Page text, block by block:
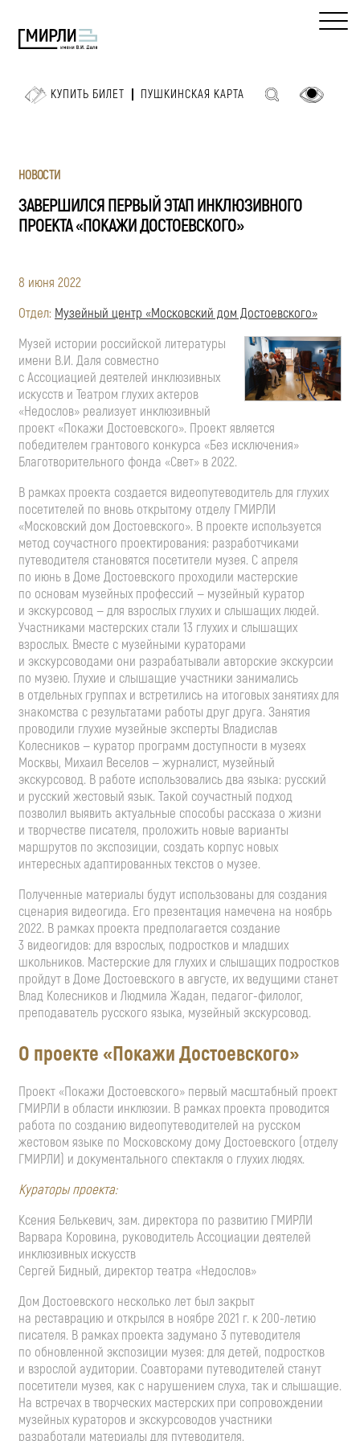
КУПИТЬ БИЛЕТ ПУШКИНСКАЯ КАРТА
НОВОСТИ
ЗАВЕРШИЛСЯ ПЕРВЫЙ ЭТАП ИНКЛЮЗИВНОГО
ПРОЕКТА «ПОКАЖИ ДОСТОЕВСКОГО»
8 июня 2022
Отдел: Музейный центр «Московский дом Достоевского»
Музей истории российской литературы
имени В.И. Даля совместно
с Ассоциацией деятелей инклюзивных
искусств и Театром глухих актеров
«Недослов» реализует инклюзивный
проект «Покажи Достоевского». Проект является
победителем грантового конкурса «Без исключения»
Благотворительного фонда «Свет» в 2022.
В рамках проекта создается видеопутеводитель для глухих
посетителей по вновь открытому отделу ГМИРЛИ
«Московский дом Достоевского». В проекте используется
метод соучастного проектирования: разработчиками
путеводителя становятся посетители музея. С апреля
по июнь в Доме Достоевского проходили мастерские
по основам музейных профессий — музейный куратор
и экскурсовод — для взрослых глухих и слышащих людей.
Участниками мастерских стали 13 глухих и слышащих
взрослых. Вместе с музейными кураторами
и экскурсоводами они разрабатывали авторские экскурсии
по музею. Глухие и слышащие участники занимались
в отдельных группах и встретились на итоговых занятиях для
знакомства с результатами работы друг друга. Занятия
проводили глухие музейные эксперты Владислав
Колесников — куратор программ доступности в музеях
Москвы, Михаил Веселов — журналист, музейный
экскурсовод. В работе использовались два языка: русский
и русский жестовый язык. Такой соучастный подход
позволил выявить актуальные способы рассказа о жизни
и творчестве писателя, проложить новые варианты
маршрутов по экспозиции, создать корпус новых
интересных адаптированных текстов о музее.
Полученные материалы будут использованы для создания
сценария видеогида. Его презентация намечена на ноябрь
2022. В рамках проекта предполагается создание
3 видеогидов: для взрослых, подростков и младших
школьников. Мастерские для глухих и слышащих подростков
пройдут в Доме Достоевского в августе, их ведущими станет
Влад Колесников и Людмила Жадан, педагог-филолог,
преподаватель русского языка, музейный экскурсовод.
О проекте «Покажи Достоевского»
Проект «Покажи Достоевского» первый масштабный проект
ГМИРЛИ в области инклюзии. В рамках проекта проводится
работа по созданию видеопутеводителей на русском
жестовом языке по Московскому дому Достоевского (отделу
ГМИРЛИ) и документального спектакля о глухих людях.
Кураторы проекта:
Ксения Белькевич, зам. директора по развитию ГМИРЛИ
Варвара Коровина, руководитель Ассоциации деятелей
инклюзивных искусств
Сергей Бидный, директор театра «Недослов»
Дом Достоевского несколько лет был закрыт
на реставрацию и открылся в ноябре 2021 г. к 200-летию
писателя. В рамках проекта задумано 3 путеводителя
по обновленной экспозиции музея: для детей, подростков
и взрослой аудитории. Соавторами путеводителей станут
посетители музея, как с нарушением слуха, так и слышащие.
На встречах в творческих мастерских при сопровождении
музейных кураторов и экскурсоводов участники
разработали материалы для путеводителя.